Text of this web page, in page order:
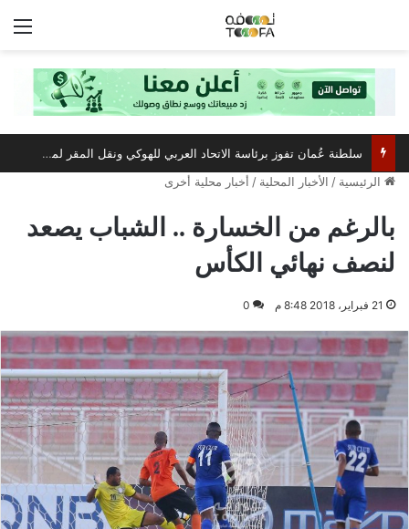
سلطنة عُمان تفوز برئاسة الاتحاد العربي للهوكي ونقل المقر لمسقط
الرئيسية / الأخبار المحلية / أخبار محلية أخرى
بالرغم من الخسارة .. الشباب يصعد
لنصف نهائي الكأس
21 فبراير، 2018 8:48 م 0